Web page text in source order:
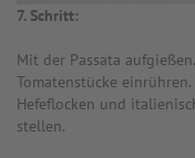
7. Schritt:
Mit der Passata
Tomatenstücke einrühren.
Hefeflocken und
stellen.